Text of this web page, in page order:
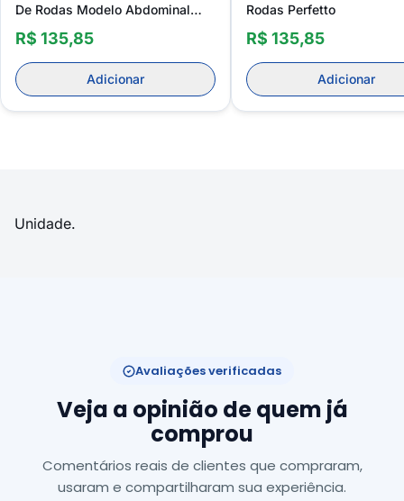
De Rodas Modelo Abdominal
Perfetto Mobilittà Ajustável
R$ 135,85
Adicionar
Rodas Perfetto
R$ 135,85
Adicionar
Unidade.
Avaliações verificadas
Veja a opinião de quem já
comprou
Comentários reais de clientes que compraram,
usaram e compartilharam sua experiência.